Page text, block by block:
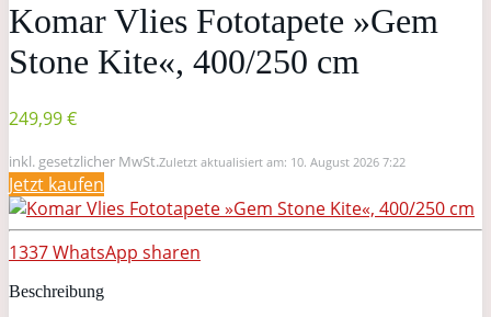
Komar Vlies Fototapete »Gem
Stone Kite«, 400/250 cm
249,99 €
inkl. gesetzlicher MwSt.Zuletzt aktualisiert am: 10. August 2026 7:22
Jetzt kaufen
1337WhatsApp sharen
Beschreibung